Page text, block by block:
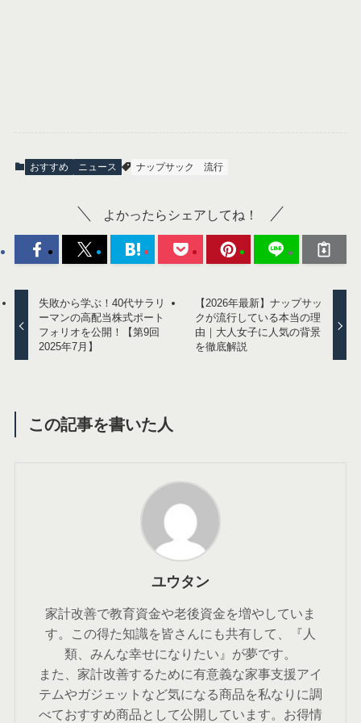
おすすめ ニュース ナップサック 流行
よかったらシェアしてね！
失敗から学ぶ！40代サラリ
ーマンの高配当株式ポート
フォリオを公開！【第9回
2025年7月】
【2026年最新】ナップサッ
クが流行している本当の理
由｜大人女子に人気の背景
を徹底解説
この記事を書いた人
ユウタン
家計改善で教育資金や老後資金を増やしていま
す。この得た知識を皆さんにも共有して、『人
類、みんな幸せになりたい』が夢です。
また、家計改善するために有意義な家事支援アイ
テムやガジェットなど気になる商品を私なりに調
べておすすめ商品として公開しています。お得情